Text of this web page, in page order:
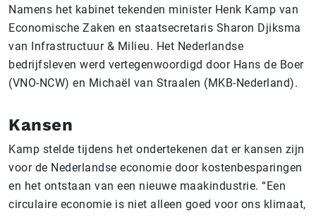
Namens het kabinet tekenden minister Henk Kamp van
Economische Zaken en staatsecretaris Sharon Djiksma
van Infrastructuur & Milieu. Het Nederlandse
bedrijfsleven werd vertegenwoordigd door Hans de Boer
(VNO-NCW) en Michaël van Straalen (MKB-Nederland).
Kansen
Kamp stelde tijdens het ondertekenen dat er kansen zijn
voor de Nederlandse economie door kostenbesparingen
en het ontstaan van een nieuwe maakindustrie. “Een
circulaire economie is niet alleen goed voor ons klimaat,